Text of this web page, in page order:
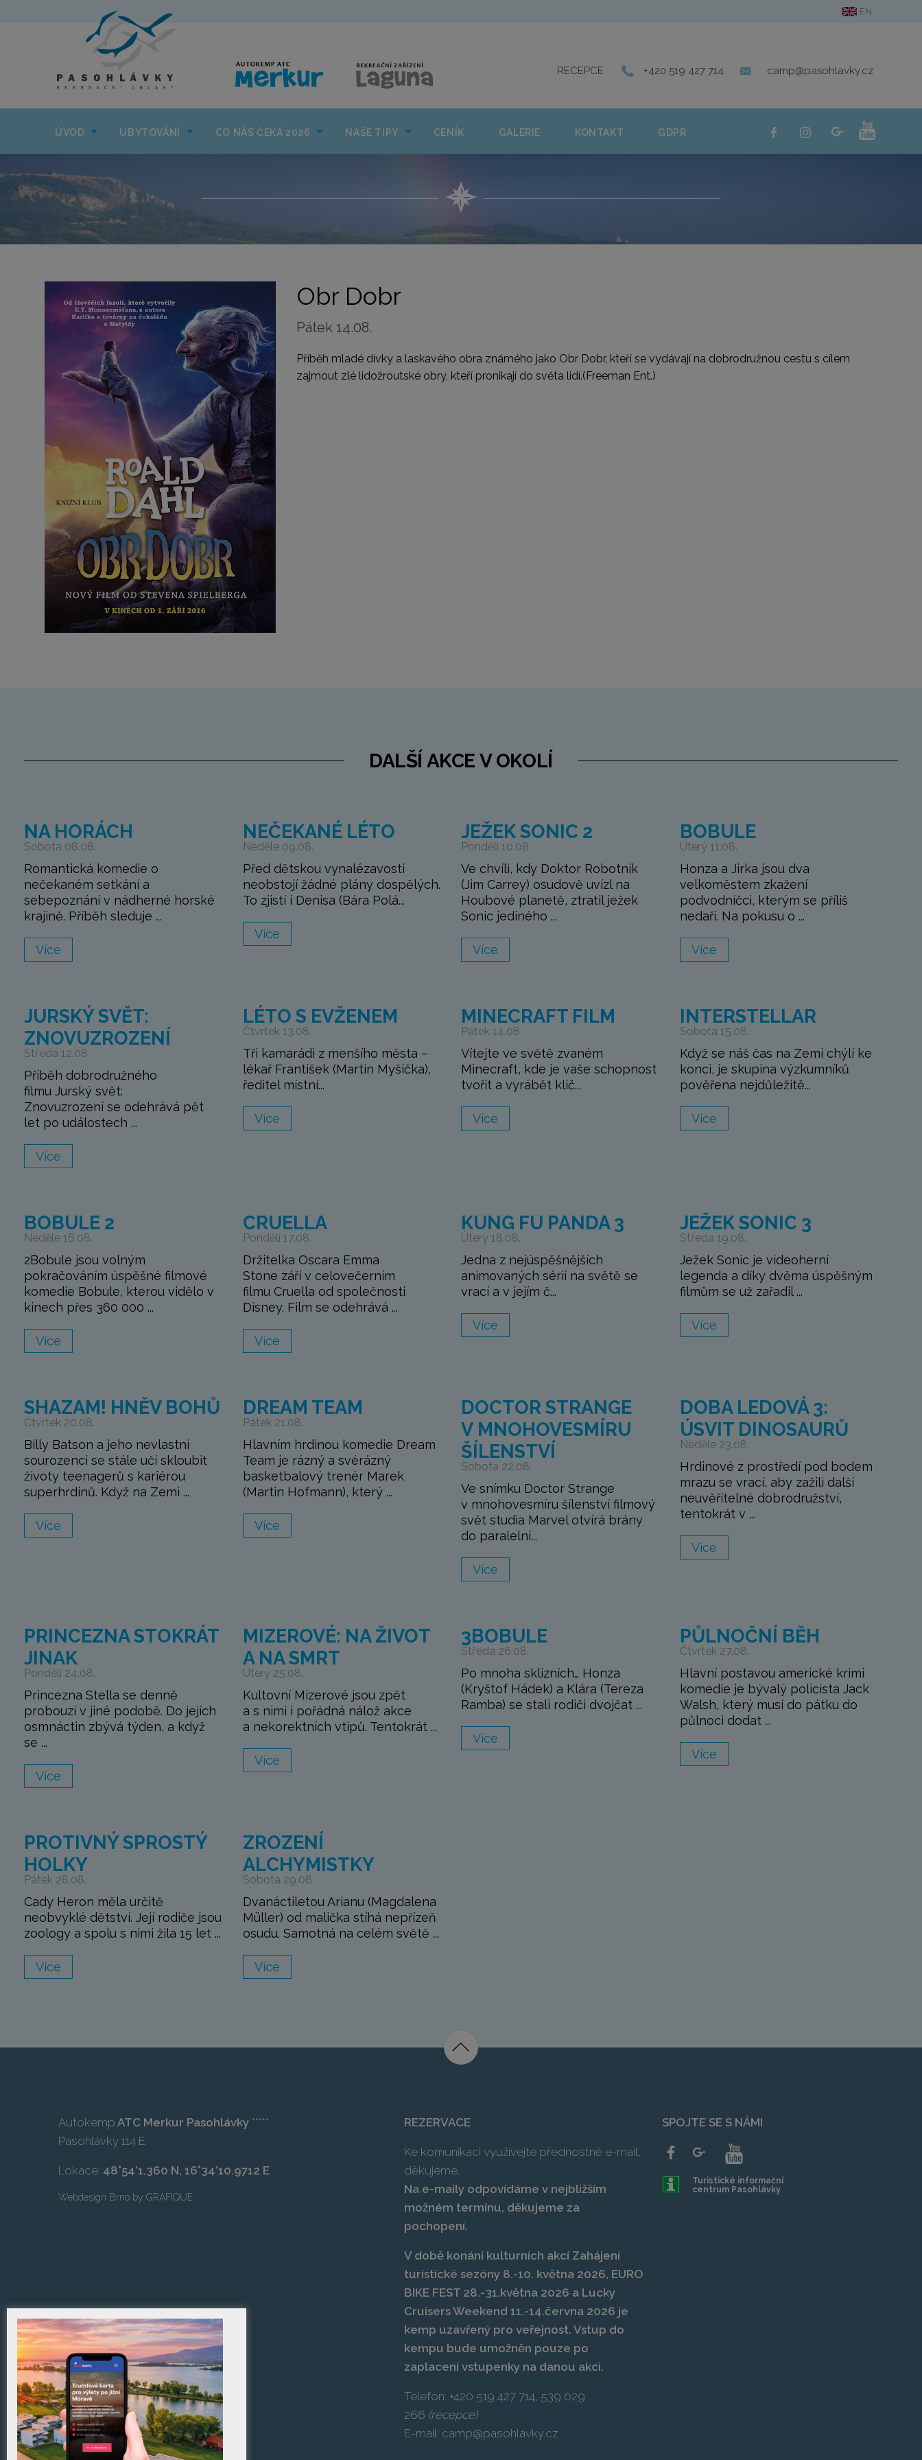
ÚVOD
EN
RECEPCE +420 519 427 714 camp@pasohlavky.cz
ÚVOD UBYTOVÁNÍ CO NÁS ČEKÁ 2026 NAŠE TIPY CENÍK GALERIE KONTAKT GDPR
Obr Dobr
Pátek 14.08.
Příběh mladé dívky a laskavého obra známého jako Obr Dobr, kteří se vydávají na dobrodružnou cestu s cílem
zajmout zlé lidožroutské obry, kteří pronikají do světa lidí.(Freeman Ent.)
DALŠÍ AKCE V OKOLÍ
NA HORÁCH
Sobota 08.08.
Romantická komedie o
nečekaném setkání a
sebepoznání v nádherné horské
krajině. Příběh sleduje ...
Více
NEČEKANÉ LÉTO
Neděle 09.08.
Před dětskou vynalézavostí
neobstojí žádné plány dospělých.
To zjistí i Denisa (Bára Polá...
Více
JEŽEK SONIC 2
Pondělí 10.08.
Ve chvíli, kdy Doktor Robotnik
(Jim Carrey) osudově uvízl na
Houbové planetě, ztratil ježek
Sonic jediného ...
Více
BOBULE
Úterý 11.08.
Honza a Jirka jsou dva
velkoměstem zkažení
podvodníčci, kterým se příliš
nedaří. Na pokusu o ...
Více
JURSKÝ SVĚT:
ZNOVUZROZENÍ
Středa 12.08.
Příběh dobrodružného
filmu Jurský svět:
Znovuzrození se odehrává pět
let po událostech ...
Více
LÉTO S EVŽENEM
Čtvrtek 13.08.
Tři kamarádi z menšího města –
lékař František (Martin Myšička),
ředitel místní...
Více
MINECRAFT FILM
Pátek 14.08.
Vítejte ve světě zvaném
Minecraft, kde je vaše schopnost
tvořit a vyrábět klíč...
Více
INTERSTELLAR
Sobota 15.08.
Když se náš čas na Zemi chýlí ke
konci, je skupina výzkumníků
pověřena nejdůležitě...
Více
BOBULE 2
Neděle 16.08.
2Bobule jsou volným
pokračováním úspěšné filmové
komedie Bobule, kterou vidělo v
kinech přes 360 000 ...
Více
CRUELLA
Pondělí 17.08.
Držitelka Oscara Emma
Stone září v celovečerním
filmu Cruella od společnosti
Disney. Film se odehrává ...
Více
KUNG FU PANDA 3
Úterý 18.08.
Jedna z nejúspěšnějších
animovaných sérií na světě se
vrací a v jejím č...
Více
JEŽEK SONIC 3
Středa 19.08.
Ježek Sonic je videoherní
legenda a díky dvěma úspěšným
filmům se už zařadil ...
Více
SHAZAM! HNĚV BOHŮ
Čtvrtek 20.08.
Billy Batson a jeho nevlastní
sourozenci se stále učí skloubit
životy teenagerů s kariérou
superhrdinů. Když na Zemi ...
Více
DREAM TEAM
Pátek 21.08.
Hlavním hrdinou komedie Dream
Team je rázný a svérázný
basketbalový trenér Marek
(Martin Hofmann), který ...
Více
DOCTOR STRANGE
V MNOHOVESMÍRU
ŠÍLENSTVÍ
Sobota 22.08.
Ve snímku Doctor Strange
v mnohovesmíru šílenství filmový
svět studia Marvel otvírá brány
do paralelní...
Více
DOBA LEDOVÁ 3:
ÚSVIT DINOSAURŮ
Neděle 23.08.
Hrdinové z prostředí pod bodem
mrazu se vrací, aby zažili další
neuvěřitelné dobrodružství,
tentokrát v ...
Více
PRINCEZNA STOKRÁT
JINAK
Pondělí 24.08.
Princezna Stella se denně
probouzí v jiné podobě. Do jejích
osmnáctin zbývá týden, a když
se ...
Více
MIZEROVÉ: NA ŽIVOT
A NA SMRT
Úterý 25.08.
Kultovní Mizerové jsou zpět
a s nimi i pořádná nálož akce
a nekorektních vtipů. Tentokrát ...
Více
3BOBULE
Středa 26.08.
Po mnoha sklizních… Honza
(Kryštof Hádek) a Klára (Tereza
Ramba) se stali rodiči dvojčat ...
Více
PŮLNOČNÍ BĚH
Čtvrtek 27.08.
Hlavní postavou americké krimi
komedie je bývalý policista Jack
Walsh, který musí do pátku do
půlnoci dodat ...
Více
PROTIVNÝ SPROSTÝ
HOLKY
Pátek 28.08.
Cady Heron měla určitě
neobvyklé dětství. Její rodiče jsou
zoology a spolu s nimi žila 15 let ...
Více
ZROZENÍ
ALCHYMISTKY
Sobota 29.08.
Dvanáctiletou Arianu (Magdalena
Müller) od malička stíhá nepřízeň
osudu. Samotná na celém světě ...
Více
Autokemp ATC Merkur Pasohlávky *****
Pasohlávky 114 E
Lokace: 48°54’1.360 N, 16°34’10.9712 E
Webdesign Brno by GRAFIQUE
REZERVACE
Ke komunikaci využívejte přednostně e-mail,
děkujeme.
Na e-maily odpovídáme v nejbližším
možném termínu, děkujeme za
pochopení.
V době konání kulturních akcí Zahájení
turistické sezóny 8.-10. května 2026, EURO
BIKE FEST 28.-31.května 2026 a Lucky
Cruisers Weekend 11.-14.června 2026 je
kemp uzavřený pro veřejnost. Vstup do
kempu bude umožněn pouze po
zaplacení vstupenky na danou akci.
Telefon: +420 519 427 714, 539 029
266 (recepce)
E-mail: camp@pasohlavky.cz
SPOJTE SE S NÁMI
Turistické informační
centrum Pasohlávky